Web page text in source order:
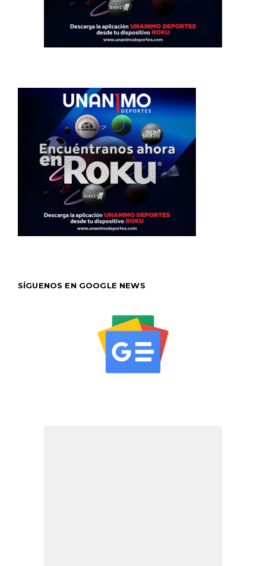
SÍGUENOS EN GOOGLE NEWS